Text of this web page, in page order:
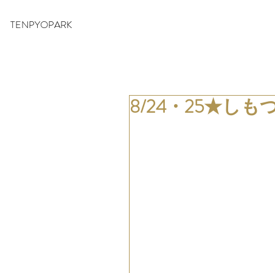
TENPYOPARK
8/24・25★しも